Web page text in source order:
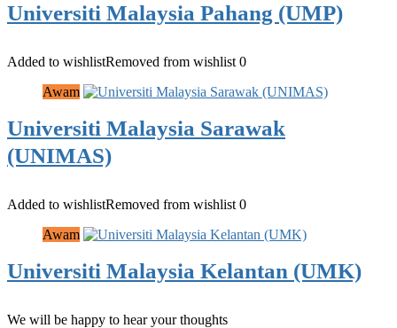
Universiti Malaysia Pahang (UMP)
Added to wishlistRemoved from wishlist 0
Awam
Universiti Malaysia Sarawak
(UNIMAS)
Added to wishlistRemoved from wishlist 0
Awam
Universiti Malaysia Kelantan (UMK)
We will be happy to hear your thoughts